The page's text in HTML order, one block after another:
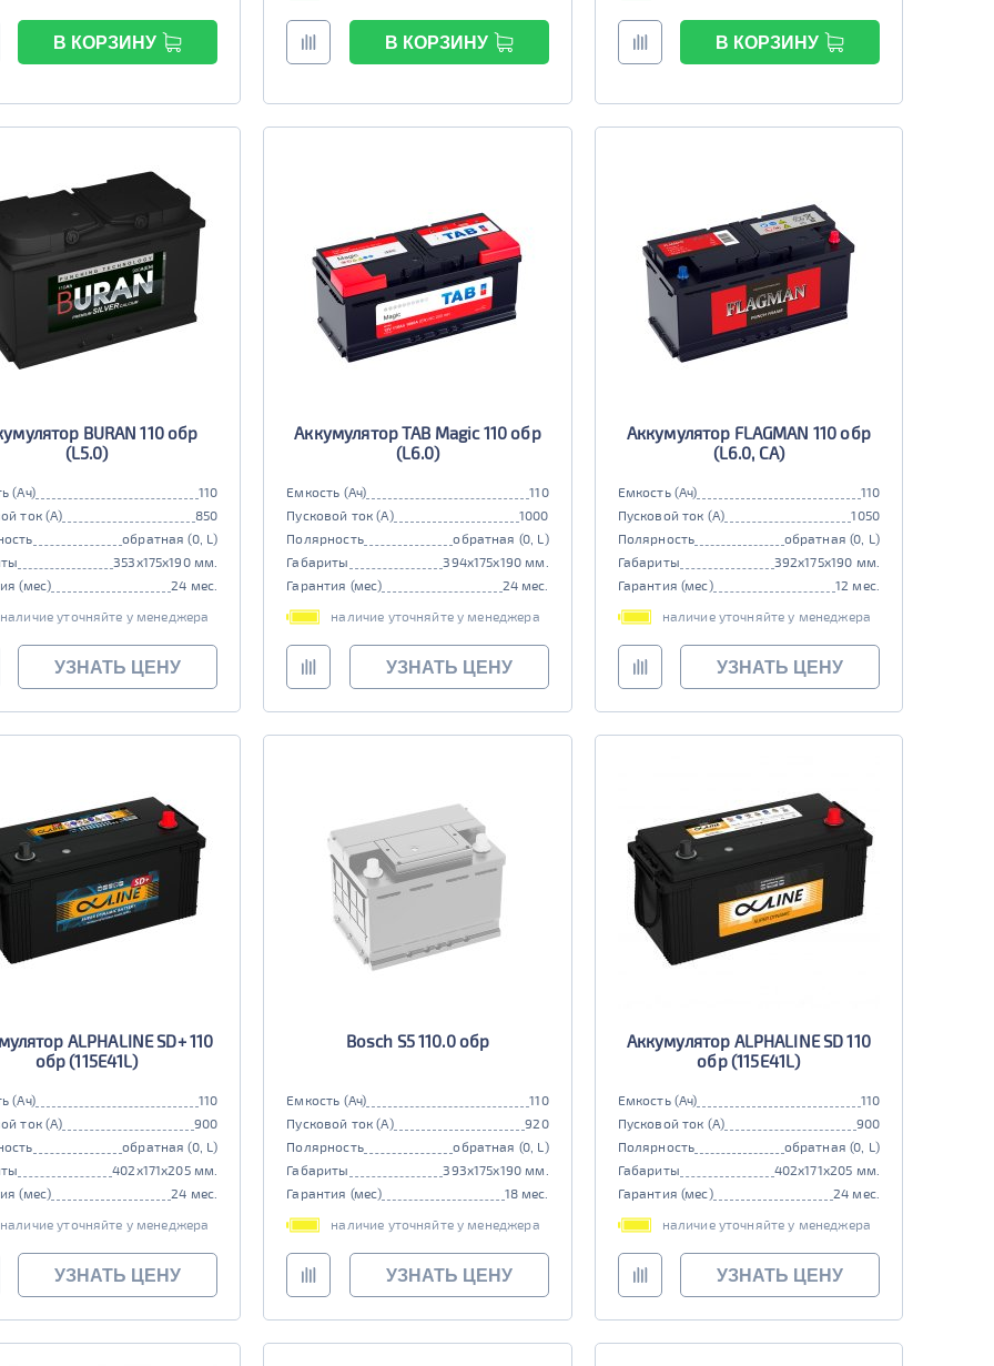
В КОРЗИНУ В КОРЗИНУ В КОРЗИНУ
BURAN 110 обр
(L5.0)
(Ач)
110
ток (А)
850
обратная (0, L)
353x175x190 мм.
(мес)
24 мес.
наличие уточняйте у менеджера
УЗНАТЬ ЦЕНУ
Аккумулятор TAB Magic 110 обр
(L6.0)
Емкость (Ач)
110
Пусковой ток (А)
1000
Полярность
обратная (0, L)
Габариты
394x175x190 мм.
Гарантия (мес)
24 мес.
наличие уточняйте у менеджера
УЗНАТЬ ЦЕНУ
Аккумулятор FLAGMAN 110 обр
(L6.0, CA)
Емкость (Ач)
110
Пусковой ток (А)
1050
Полярность
обратная (0, L)
Габариты
392x175x190 мм.
Гарантия (мес)
12 мес.
наличие уточняйте у менеджера
УЗНАТЬ ЦЕНУ
ALPHALINE SD+ 110
обр (115E41L)
(Ач)
110
ток (А)
900
обратная (0, L)
402x171x205 мм.
(мес)
24 мес.
наличие уточняйте у менеджера
УЗНАТЬ ЦЕНУ
Bosch S5 110.0 обр
Емкость (Ач)
110
Пусковой ток (А)
920
Полярность
обратная (0, L)
Габариты
393x175x190 мм.
Гарантия (мес)
18 мес.
наличие уточняйте у менеджера
УЗНАТЬ ЦЕНУ
Аккумулятор ALPHALINE SD 110
обр (115E41L)
Емкость (Ач)
110
Пусковой ток (А)
900
Полярность
обратная (0, L)
Габариты
402x171x205 мм.
Гарантия (мес)
24 мес.
наличие уточняйте у менеджера
УЗНАТЬ ЦЕНУ